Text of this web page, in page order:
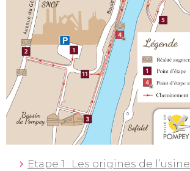
Etape 1 : Les origines de l’usine